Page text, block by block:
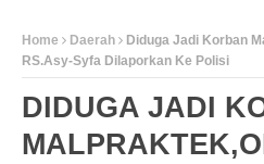
Home Daerah
Diduga Jadi Korban
RS.Asy-Syfa Dilaporkan Ke Polisi
DIDUGA JADI